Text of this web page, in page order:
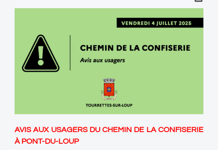
AVIS AUX USAGERS DU CHEMIN DE LA CONFISERIE
À PONT-DU-LOUP